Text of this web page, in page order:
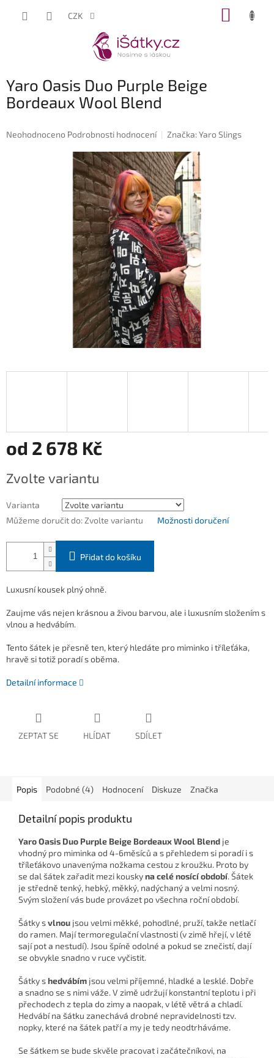
CZK
Yaro Oasis Duo Purple Beige
Bordeaux Wool Blend
Průměrné
Neohodnoceno Podrobnosti hodnocení Značka:Yaro Slings
od 2 678 Kč
cena:
Zvolte variantu
Varianta
Můžeme doručit do: Zvolte variantu Možnosti doručení
Přidat do košíku
Luxusní kousek plný ohně.
Zaujme vás nejen krásnou a živou barvou, ale i luxusním složením s
vlnou a hedvábím.
Tento šátek je přesně ten, který hledáte pro miminko i tříleťáka,
hravě si totiž poradí s oběma.
Detailní informace
ZEPTAT SE HLÍDAT SDÍLET
Popis Podobné (4) Hodnocení Diskuze Značka
Detailní popis produktu
Yaro Oasis Duo Purple Beige Bordeaux Wool Blend je
vhodný pro miminka od 4-6měsíců a s přehledem si poradí i s
tříleťákovo unavenýma nožkama cestou z kroužku. Proto by
se dal šátek zařadit mezi kouskyna celé nosící období. Šátek
je středně tenký, hebký, měkký, nadýchaný a velmi nosný.
Svým složení vás bude provázet po všechna roční období.
Šátky svlnou jsou velmi měkké, pohodlné, pruží, takže netlačí
do ramen. Mají termoregulační vlastnosti (v zimě hřejí, v létě
sají pot a nestudí). Jsou špíně odolné a pokud se znečistí, dají
se obvykle snadno v ruce vyčistit.
Šátky shedvábím jsou velmi příjemné, hladké a lesklé. Dobře
a snadno se s nimi váže. V zimě udržují konstantní teplotu i při
přechodech z tepla do zimy a naopak, v létě větrá a chladí.
Hedvábí na šátku zanechává drobné nepravidelnosti tzv.
nopky, které na šátek patří a my je tedy neodtrháváme.
Se šátkem se bude skvěle pracovat i začátečníkovi, na